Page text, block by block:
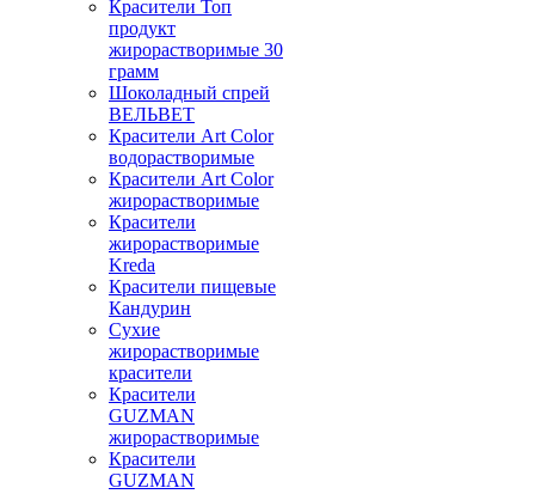
Красители Топ
продукт
жирорастворимые 30
грамм
Шоколадный спрей
ВЕЛЬВЕТ
Красители Art Color
водорастворимые
Красители Art Color
жирорастворимые
Красители
жирорастворимые
Kreda
Красители пищевые
Кандурин
Сухие
жирорастворимые
красители
Красители
GUZMAN
жирорастворимые
Красители
GUZMAN